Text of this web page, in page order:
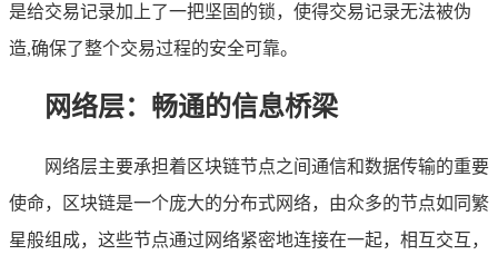
是给交易记录加上了一把坚固的锁，使得交易记录无法被伪
造,确保了整个交易过程的安全可靠。
网络层：畅通的信息桥梁
网络层主要承担着区块链节点之间通信和数据传输的重要
使命，区块链是一个庞大的分布式网络，由众多的节点如同繁
星般组成，这些节点通过网络紧密地连接在一起，相互交互，